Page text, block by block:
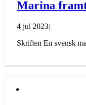
Marina
4 jul 2023|
Skriften En svensk